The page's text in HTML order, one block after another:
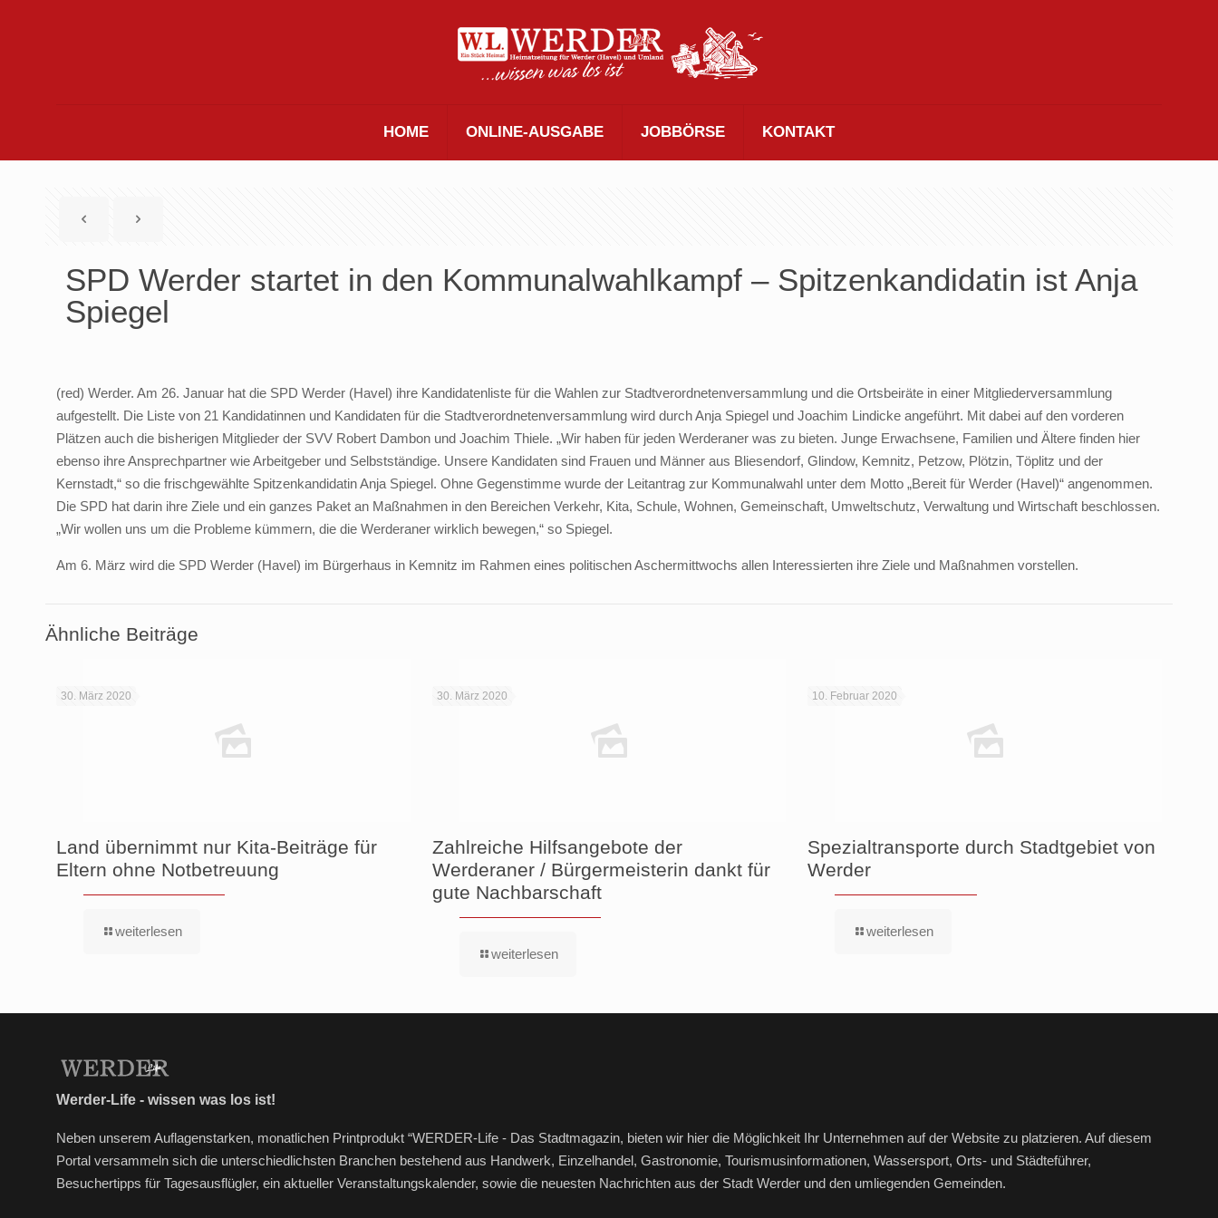
HOME ONLINE-AUSGABE JOBBÖRSE KONTAKT
SPD Werder startet in den Kommunalwahlkampf – Spitzenkandidatin ist Anja
Spiegel
(red) Werder. Am 26. Januar hat die SPD Werder (Havel) ihre Kandidatenliste für die Wahlen zur Stadtverordnetenversammlung und die Ortsbeiräte in einer Mitgliederversammlung
aufgestellt. Die Liste von 21 Kandidatinnen und Kandidaten für die Stadtverordnetenversammlung wird durch Anja Spiegel und Joachim Lindicke angeführt. Mit dabei auf den vorderen
Plätzen auch die bisherigen Mitglieder der SVV Robert Dambon und Joachim Thiele. „Wir haben für jeden Werderaner was zu bieten. Junge Erwachsene, Familien und Ältere finden hier
ebenso ihre Ansprechpartner wie Arbeitgeber und Selbstständige. Unsere Kandidaten sind Frauen und Männer aus Bliesendorf, Glindow, Kemnitz, Petzow, Plötzin, Töplitz und der
Kernstadt,“ so die frischgewählte Spitzenkandidatin Anja Spiegel. Ohne Gegenstimme wurde der Leitantrag zur Kommunalwahl unter dem Motto „Bereit für Werder (Havel)“ angenommen.
Die SPD hat darin ihre Ziele und ein ganzes Paket an Maßnahmen in den Bereichen Verkehr, Kita, Schule, Wohnen, Gemeinschaft, Umweltschutz, Verwaltung und Wirtschaft beschlossen.
„Wir wollen uns um die Probleme kümmern, die die Werderaner wirklich bewegen,“ so Spiegel.
Am 6. März wird die SPD Werder (Havel) im Bürgerhaus in Kemnitz im Rahmen eines politischen Aschermittwochs allen Interessierten ihre Ziele und Maßnahmen vorstellen.
Ähnliche Beiträge
30. März 2020
Land übernimmt nur Kita-Beiträge für
Eltern ohne Notbetreuung
weiterlesen
30. März 2020
Zahlreiche Hilfsangebote der
Werderaner / Bürgermeisterin dankt für
gute Nachbarschaft
weiterlesen
10. Februar 2020
Spezialtransporte durch Stadtgebiet von
Werder
weiterlesen
Werder-Life - wissen was los ist!
Neben unserem Auflagenstarken, monatlichen Printprodukt “WERDER-Life - Das Stadtmagazin, bieten wir hier die Möglichkeit Ihr Unternehmen auf der Website zu platzieren. Auf diesem
Portal versammeln sich die unterschiedlichsten Branchen bestehend aus Handwerk, Einzelhandel, Gastronomie, Tourismusinformationen, Wassersport, Orts- und Städteführer,
Besuchertipps für Tagesausflügler, ein aktueller Veranstaltungskalender, sowie die neuesten Nachrichten aus der Stadt Werder und den umliegenden Gemeinden.